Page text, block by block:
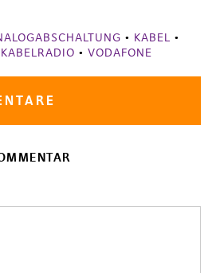
• KABEL •
KABELRADIO • VODAFONE